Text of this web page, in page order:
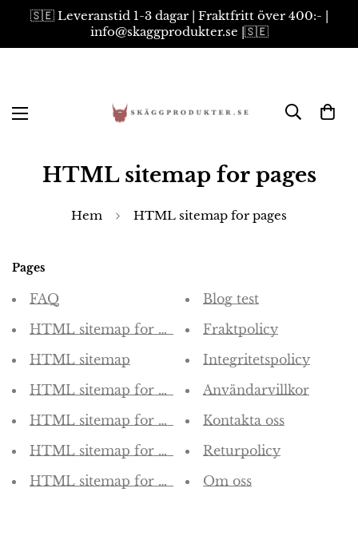
🇸🇪 Leveranstid 1-3 dagar | Fraktfritt över 400:- |
info@skaggprodukter.se |🇸🇪
HTML sitemap for pages
Hem HTML sitemap for pages
Pages
FAQ
HTML sitemap for pages
HTML sitemap
HTML sitemap for blogs
HTML sitemap for articles
HTML sitemap for products
HTML sitemap for collections
Blog test
Fraktpolicy
Integritetspolicy
Användarvillkor
Kontakta oss
Returpolicy
Om oss